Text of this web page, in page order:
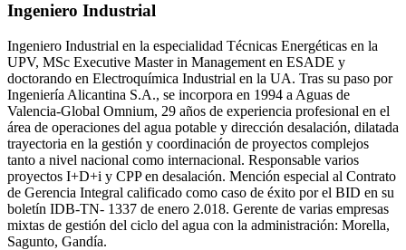
Ingeniero Industrial
Ingeniero Industrial en la especialidad Técnicas Energéticas en la
UPV, MSc Executive Master in Management en ESADE y
doctorando en Electroquímica Industrial en la UA. Tras su paso por
Ingeniería Alicantina S.A., se incorpora en 1994 a Aguas de
Valencia-Global Omnium, 29 años de experiencia profesional en el
área de operaciones del agua potable y dirección desalación, dilatada
trayectoria en la gestión y coordinación de proyectos complejos
tanto a nivel nacional como internacional. Responsable varios
proyectos I+D+i y CPP en desalación. Mención especial al Contrato
de Gerencia Integral calificado como caso de éxito por el BID en su
boletín IDB-TN- 1337 de enero 2.018. Gerente de varias empresas
mixtas de gestión del ciclo del agua con la administración: Morella,
Sagunto, Gandía.